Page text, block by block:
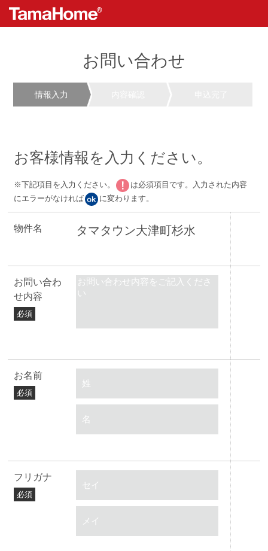
お問い合わせ
情報入力
お客様情報を入力ください。
※下記項目を入力ください。
は必須項目です。入力された内容
にエラーがなければ
に変わります。
物件名 タマタウン大津町杉水
お問い合わ
せ内容
必須
お名前
必須
フリガナ
必須